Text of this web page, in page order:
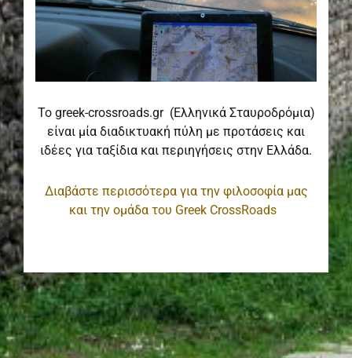
Το greek-crossroads.gr (Ελληνικά Σταυροδρόμια)
είναι μία διαδικτυακή πύλη με προτάσεις και
ιδέες για ταξίδια και περιηγήσεις στην Ελλάδα.
Διαβάστε περισσότερα για την φιλοσοφία μας
και την ομάδα του Greek CrossRoads
Copyright © 2026Greek-CrossRoads Use Of Terms| Audioman
Child ByDebono Salvo